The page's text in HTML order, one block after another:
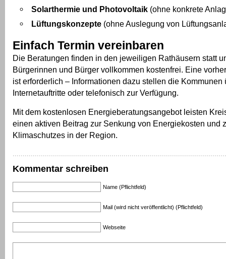
Solarthermie und Photovoltaik (ohne konkrete
Lüftungskonzepte (ohne Auslegung von
Einfach Termin vereinbaren
Die Beratungen finden in den jeweiligen Rathäusern statt
Bürgerinnen und Bürger vollkommen kostenfrei. Eine
ist erforderlich – Informationen dazu stellen die Kommunen
Internetauftritte oder telefonisch zur Verfügung.
Mit dem kostenlosen Energieberatungsangebot leisten
einen aktiven Beitrag zur Senkung von Energiekosten und
Klimaschutzes in der Region.
Kommentar schreiben
Name (Pflichtfeld)
Mail (wird nicht veröffentlicht) (Pflichtfeld)
Webseite